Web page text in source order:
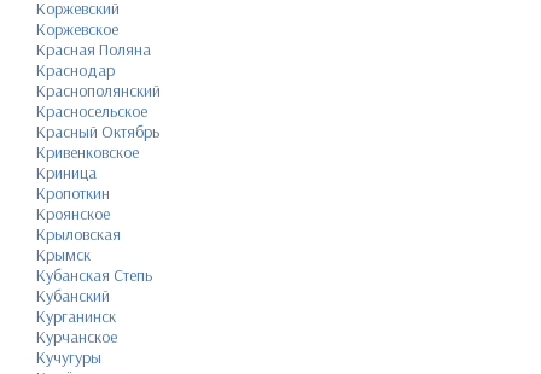
Коржевский
Коржевское
Красная Поляна
Краснодар
Краснополянский
Красносельское
Красный Октябрь
Кривенковское
Криница
Кропоткин
Кроянское
Крыловская
Крымск
Кубанская Степь
Кубанский
Курганинск
Курчанское
Кучугуры